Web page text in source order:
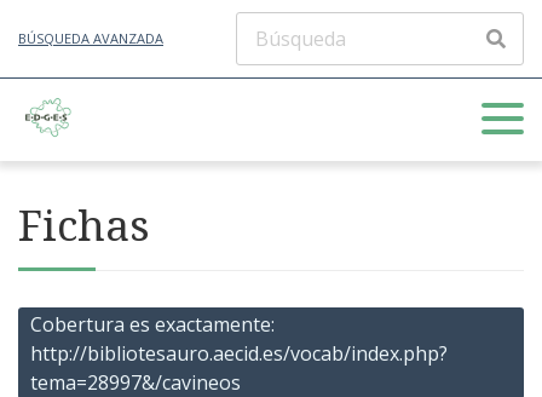
BÚSQUEDA AVANZADA
Fichas
Cobertura es exactamente
http://bibliotesauro.aecid.es/vocab/index.php?
tema=28997&/cavineos